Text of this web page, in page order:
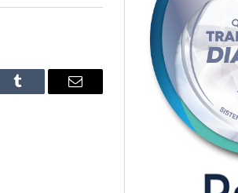
Tumblr Email